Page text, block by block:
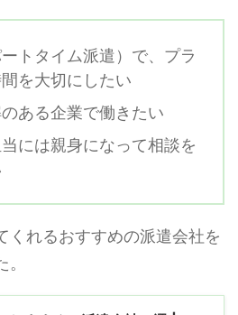
トタイム派遣）で、プラ
を大切にしたい
ある企業で働きたい
には親身になって相談を
くれるおすすめの派遣会社を